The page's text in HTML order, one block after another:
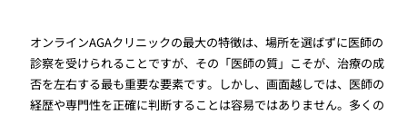
オンラインAGAクリニックの最大の特徴は、場所を選ばずに医師の
診察を受けられることですが、その「医師の質」こそが、治療の成
否を左右する最も重要な要素です。しかし、画面越しでは、医師の
経歴や専門性を正確に判断することは容易ではありません。多くの